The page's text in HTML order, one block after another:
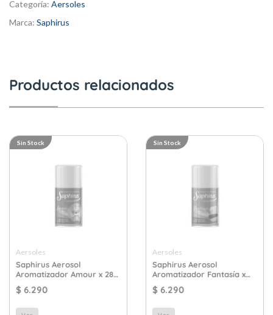
Categoría: Aersoles
Marca: Saphirus
Productos relacionados
Sin Stock
Aersoles
Saphirus Aerosol
Aromatizador Amour x 280
cc.
$ 6.290
Sin Stock
Aersoles
Saphirus Aerosol
Aromatizador Fantasía x
280 cc.
$ 6.290